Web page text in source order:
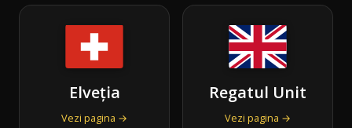
Elveția
Vezi pagina →
Regatul Unit
Vezi pagina →